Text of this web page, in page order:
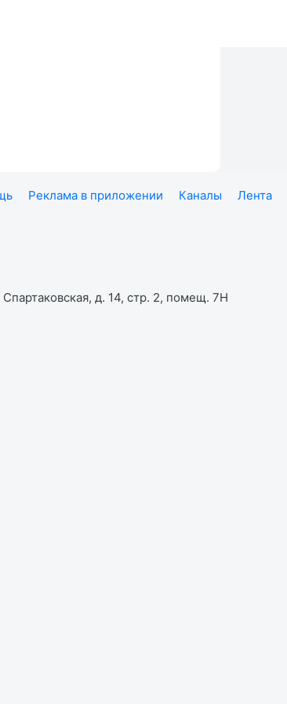
Реклама в приложении Каналы Лента
д. 14, стр. 2, помещ. 7Н